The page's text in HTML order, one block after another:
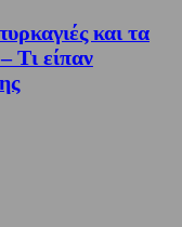
και τα
Τι είπαν